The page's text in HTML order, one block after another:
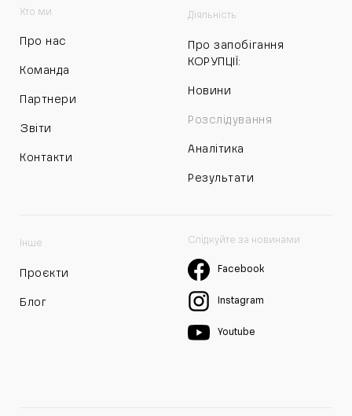
Хто ми
Про нас
Команда
Партнери
Звіти
Контакти
Діяльність
Про запобігання
КОРУПЦІЇ:
Новини
Розслідування
Аналітика
Результати
Інше
Проєкти
Блог
Слідкуйте за новинами
Facebook
Instagram
Youtube